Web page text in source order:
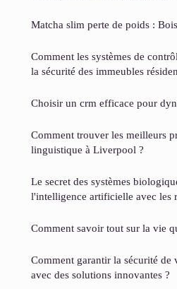
Matcha slim perte de poids :
Comment les systèmes de
la sécurité des immeubles
Choisir un crm efficace pour
Comment trouver les meilleurs
linguistique à Liverpool ?
Le secret des systèmes
l'intelligence artificielle avec les
Comment savoir tout sur la vie
Comment garantir la sécurité de
avec des solutions innovantes ?